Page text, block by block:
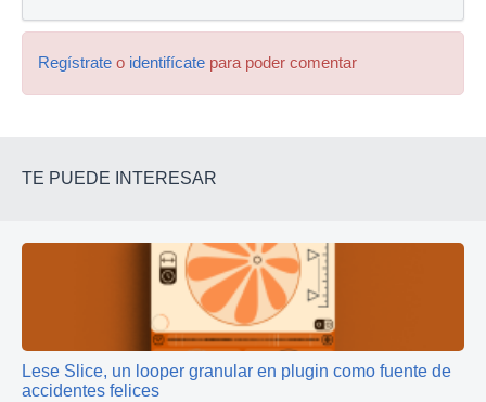
Regístrate o identifícate para poder comentar
TE PUEDE INTERESAR
Lese Slice, un looper granular en plugin como fuente de
accidentes felices